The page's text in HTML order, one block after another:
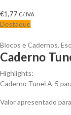
€1,77 C/ IVA
Destaque
Blocos e Cadernos,
Caderno
Highlights:
Caderno Tunel A-5
Valor apresentado